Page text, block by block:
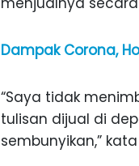
Dampak Corona,
“Saya tidak
tulisan dijual di
sembunyikan,”